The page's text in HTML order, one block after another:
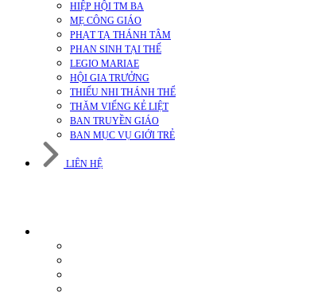
HIỆP HỘI TM BA
MẸ CÔNG GIÁO
PHẠT TẠ THÁNH TÂM
PHAN SINH TẠI THẾ
LEGIO MARIAE
HỘI GIA TRƯỞNG
THIẾU NHI THÁNH THỂ
THĂM VIẾNG KẺ LIỆT
BAN TRUYỀN GIÁO
BAN MỤC VỤ GIỚI TRẺ
LIÊN HỆ